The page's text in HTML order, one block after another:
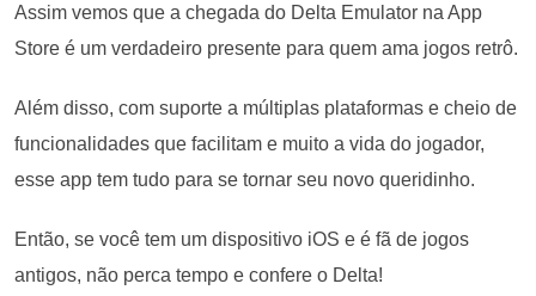
Assim vemos que a chegada do Delta Emulator na App
Store é um verdadeiro presente para quem ama jogos retrô.
Além disso, com suporte a múltiplas plataformas e cheio de
funcionalidades que facilitam e muito a vida do jogador,
esse app tem tudo para se tornar seu novo queridinho.
Então, se você tem um dispositivo iOS e é fã de jogos
antigos, não perca tempo e confere o Delta!